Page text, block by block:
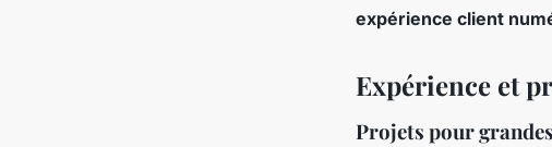
expérience client
Expérience et
Projets pour